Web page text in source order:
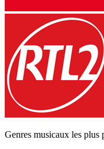
Genres musicaux les plus